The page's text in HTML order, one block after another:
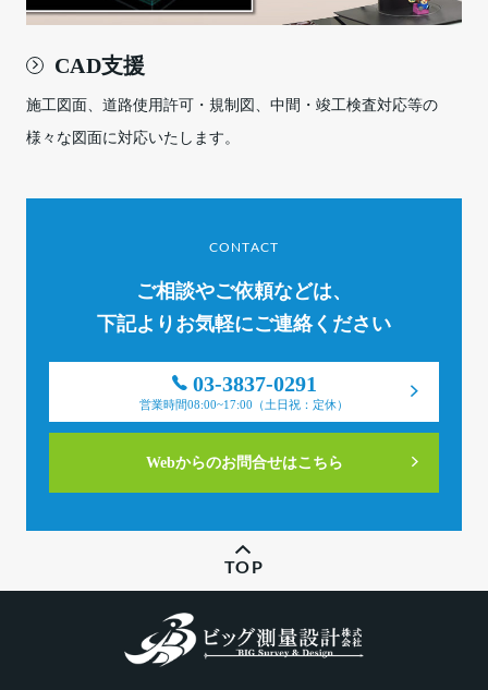
CAD支援
施工図面、道路使用許可・規制図、中間・竣工検査対応等の
様々な図面に対応いたします。
CONTACT
ご相談やご依頼などは、
下記よりお気軽にご連絡ください
03-3837-0291
営業時間08:00~17:00（土日祝：定休）
Webからのお問合せはこちら
TOP